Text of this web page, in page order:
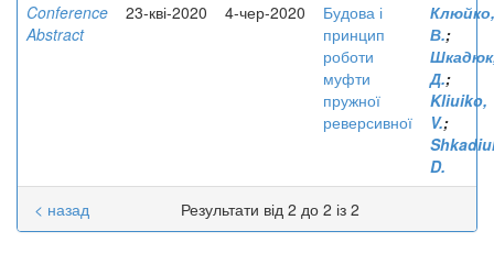
Conference
Abstract
23-кві-2020 4-чер-2020
Будова і
принцип
роботи
муфти
пружної
реверсивної
Клюйко,
В.;
Д.;
Kliuiko,
V.;
D.
Результати від 2 до 2 із 2
< назад